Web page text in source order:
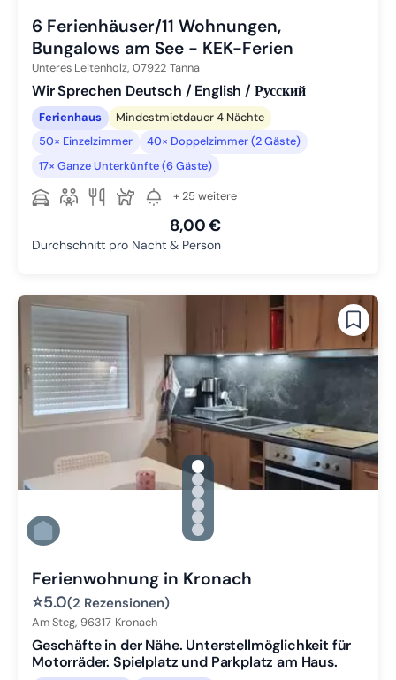
6 Ferienhäuser/11 Wohnungen,
Bungalows am See - KEK-Ferien
Unteres Leitenholz, 07922 Tanna
Wir Sprechen Deutsch / English / Русский
Ferienhaus
Mindestmietdauer 4 Nächte
50× Einzelzimmer
40× Doppelzimmer (2 Gäste)
17× Ganze Unterkünfte (6 Gäste)
+ 25 weitere
8,00 €
Durchschnitt pro Nacht & Person
gallery.slide_selector
Zu Slide 1 wechseln
Zu Slide 2 wechseln
Zu Slide 3 wechseln
Zu Slide 4 wechseln
Zu Slide 5 wechseln
Zu Slide 6 wechseln
Ferienwohnung in Kronach
⭐5.0(2 Rezensionen)
Am Steg, 96317 Kronach
Geschäfte in der Nähe. Unterstellmöglichkeit für
Motorräder. Spielplatz und Parkplatz am Haus.